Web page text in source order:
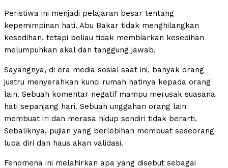
Peristiwa ini menjadi pelajaran besar tentang
kepemimpinan hati. Abu Bakar tidak menghilangkan
kesedihan, tetapi beliau tidak membiarkan kesedihan
melumpuhkan akal dan tanggung jawab.
Sayangnya, di era media sosial saat ini, banyak orang
justru menyerahkan kunci rumah hatinya kepada orang
lain. Sebuah komentar negatif mampu merusak suasana
hati sepanjang hari. Sebuah unggahan orang lain
membuat iri dan merasa hidup sendiri tidak berarti.
Sebaliknya, pujian yang berlebihan membuat seseorang
lupa diri dan haus akan validasi.
Fenomena ini melahirkan apa yang disebut sebagai